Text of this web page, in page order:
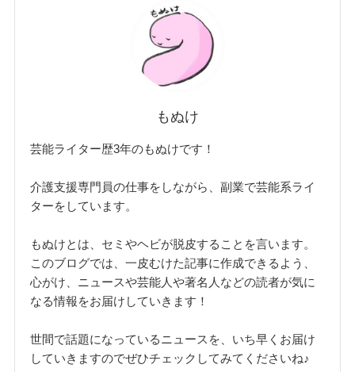
もぬけ
芸能ライター歴3年のもぬけです！
介護支援専門員の仕事をしながら、副業で芸能系ライ
ターをしています。
もぬけとは、セミやヘビが脱皮することを言います。
このブログでは、一皮むけた記事に作成できるよう、
心がけ、ニュースや芸能人や著名人などの読者が気に
なる情報をお届けしていきます！
世間で話題になっているニュースを、いち早くお届け
していきますのでぜひチェックしてみてくださいね♪